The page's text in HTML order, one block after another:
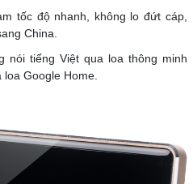
tốc độ nhanh, không lo đứt cáp,
China.
nói tiếng Việt qua loa thông minh
Google Home.